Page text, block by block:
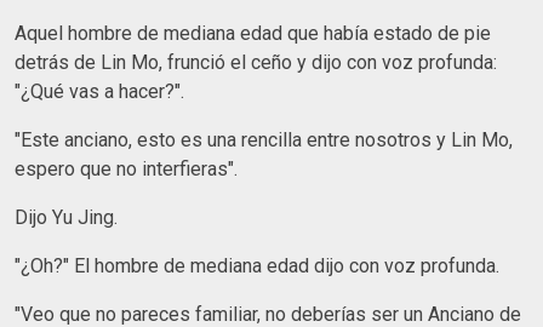
Aquel hombre de mediana edad que había estado de pie
detrás de Lin Mo, frunció el ceño y dijo con voz profunda:
"¿Qué vas a hacer?".
"Este anciano, esto es una rencilla entre nosotros y Lin Mo,
espero que no interfieras".
Dijo Yu Jing.
"¿Oh?" El hombre de mediana edad dijo con voz profunda.
"Veo que no pareces familiar, no deberías ser un Anciano de